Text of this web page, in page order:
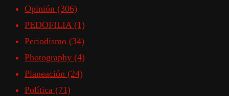
Opinión (306)
PEDOFILIA (1)
Periodismo (34)
Photography (4)
Planeación (24)
Política (71)